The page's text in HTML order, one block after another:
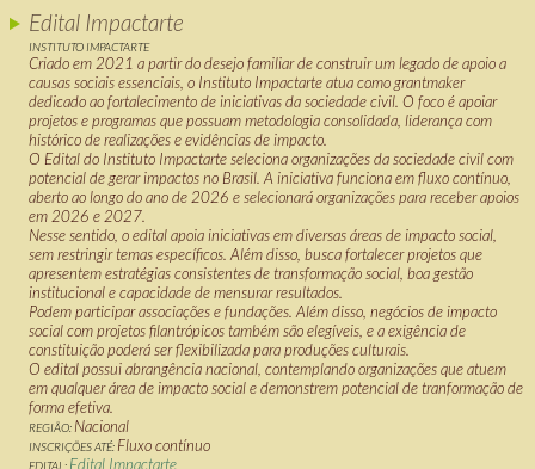
Edital Impactarte
INSTITUTO IMPACTARTE
Criado em 2021 a partir do desejo familiar de construir um legado de apoio a
causas sociais essenciais, o Instituto Impactarte atua comograntmaker
dedicado ao fortalecimento de iniciativas da sociedade civil. O foco é apoiar
projetos e programas que possuam metodologia consolidada, liderança com
histórico de realizações e evidências de impacto.
O Edital do Instituto Impactarte seleciona organizações da sociedade civil com
potencial de gerar impactos no Brasil. A iniciativa funciona em fluxo contínuo,
aberto ao longo do ano de 2026 e selecionará organizações para receber apoios
em 2026 e 2027.
Nesse sentido, o edital apoia iniciativas em diversas áreas de impacto social,
sem restringir temas específicos. Além disso, busca fortalecer projetos que
apresentem estratégias consistentes de transformação social, boa gestão
institucional e capacidade de mensurar resultados.
Podem participar associações e fundações. Além disso, negócios de impacto
social com projetos filantrópicos também são elegíveis, e a exigência de
constituição poderá ser flexibilizada para produções culturais.
O edital possui abrangência nacional, contemplando organizações que atuem
em qualquer área de impacto social e demonstrem potencial de tranformação de
forma efetiva.
REGIÃO: Nacional
INSCRIÇÕES ATÉ: Fluxo contínuo
EDITAL: Edital Impactarte